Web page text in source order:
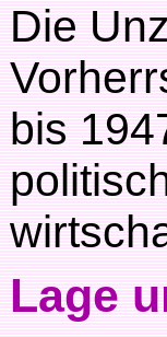
Die
bis
Lage